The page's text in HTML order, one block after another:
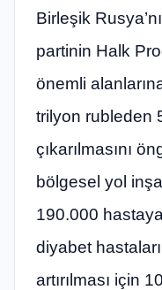
Birleşik
partinin Halk
önemli
trilyon rubleden
çıkarılmasını
bölgesel yol
190.000
diyabet
artırılması için